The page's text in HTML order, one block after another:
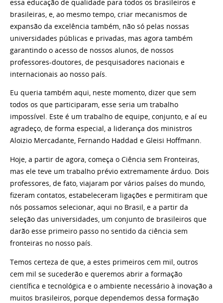
essa educação de qualidade para todos os brasileiros e
brasileiras, e, ao mesmo tempo, criar mecanismos de
expansão da excelência também, não só pelas nossas
universidades públicas e privadas, mas agora também
garantindo o acesso de nossos alunos, de nossos
professores-doutores, de pesquisadores nacionais e
internacionais ao nosso país.
Eu queria também aqui, neste momento, dizer que sem
todos os que participaram, esse seria um trabalho
impossível. Este é um trabalho de equipe, conjunto, e aí eu
agradeço, de forma especial, a liderança dos ministros
Aloizio Mercadante, Fernando Haddad e Gleisi Hoffmann.
Hoje, a partir de agora, começa o Ciência sem Fronteiras,
mas ele teve um trabalho prévio extremamente árduo. Dois
professores, de fato, viajaram por vários países do mundo,
fizeram contatos, estabeleceram ligações e permitiram que
nós possamos selecionar, aqui no Brasil, e a partir da
seleção das universidades, um conjunto de brasileiros que
darão esse primeiro passo no sentido da ciência sem
fronteiras no nosso país.
Temos certeza de que, a estes primeiros cem mil, outros
cem mil se sucederão e queremos abrir a formação
científica e tecnológica e o ambiente necessário à inovação a
muitos brasileiros, porque dependemos dessa formação